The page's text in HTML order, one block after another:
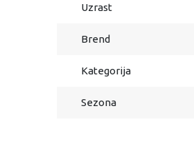
Uzrast
Brend
Kategorija
Sezona